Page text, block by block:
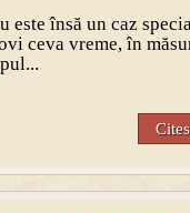
este însă un caz
ceva vreme, în